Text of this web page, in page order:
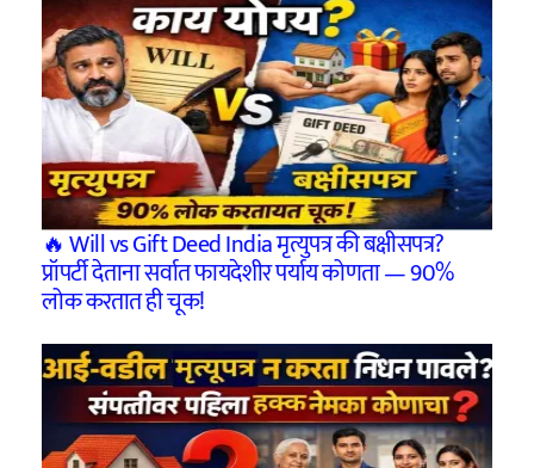
🔥 Will vs Gift Deed India मृत्युपत्र की बक्षीसपत्र?
प्रॉपर्टी देताना सर्वात फायदेशीर पर्याय कोणता — 90%
लोक करतात ही चूक!